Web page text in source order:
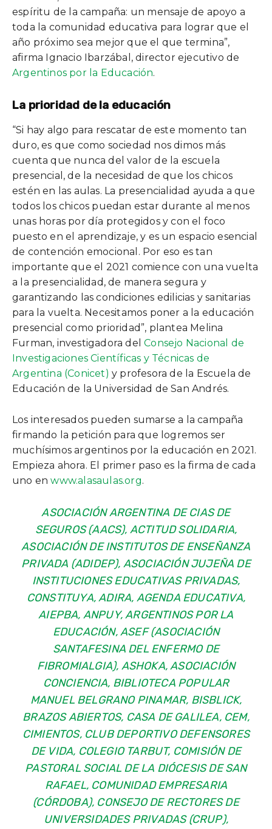
espíritu de la campaña: un mensaje de apoyo a
toda la comunidad educativa para lograr que el
año próximo sea mejor que el que termina”,
afirma Ignacio Ibarzábal, director ejecutivo de
Argentinos por la Educación.
La prioridad de la educación
“Si hay algo para rescatar de este momento tan
duro, es que como sociedad nos dimos más
cuenta que nunca del valor de la escuela
presencial, de la necesidad de que los chicos
estén en las aulas. La presencialidad ayuda a que
todos los chicos puedan estar durante al menos
unas horas por día protegidos y con el foco
puesto en el aprendizaje, y es un espacio esencial
de contención emocional. Por eso es tan
importante que el 2021 comience con una vuelta
a la presencialidad, de manera segura y
garantizando las condiciones edilicias y sanitarias
para la vuelta. Necesitamos poner a la educación
presencial como prioridad”, plantea Melina
Furman, investigadora delConsejo Nacional de
Investigaciones Científicas y Técnicas de
Argentina (Conicet) y profesora de la Escuela de
Educación de la Universidad de San Andrés.
Los interesados pueden sumarse a la campaña
firmando la petición para que logremos ser
muchísimos argentinos por la educación en 2021.
Empieza ahora. El primer paso es la firma de cada
uno enwww.alasaulas.org.
ASOCIACIÓN ARGENTINA DE CIAS DE
SEGUROS (AACS), ACTITUD SOLIDARIA,
ASOCIACIÓN DE INSTITUTOS DE ENSEÑANZA
PRIVADA (ADIDEP), ASOCIACIÓN JUJEÑA DE
INSTITUCIONES EDUCATIVAS PRIVADAS,
CONSTITUYA, ADIRA, AGENDA EDUCATIVA,
AIEPBA, ANPUY, ARGENTINOS POR LA
EDUCACIÓN, ASEF (ASOCIACIÓN
SANTAFESINA DEL ENFERMO DE
FIBROMIALGIA), ASHOKA, ASOCIACIÓN
CONCIENCIA, BIBLIOTECA POPULAR
MANUEL BELGRANO PINAMAR, BISBLICK,
BRAZOS ABIERTOS, CASA DE GALILEA, CEM,
CIMIENTOS, CLUB DEPORTIVO DEFENSORES
DE VIDA, COLEGIO TARBUT, COMISIÓN DE
PASTORAL SOCIAL DE LA DIÓCESIS DE SAN
RAFAEL, COMUNIDAD EMPRESARIA
(CÓRDOBA), CONSEJO DE RECTORES DE
UNIVERSIDADES PRIVADAS (CRUP),